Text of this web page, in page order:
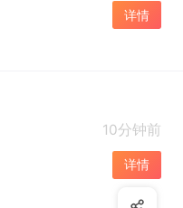
详情
10分钟前
详情